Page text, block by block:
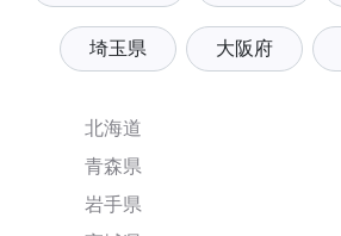
埼玉県 大阪府
北海道
青森県
岩手県